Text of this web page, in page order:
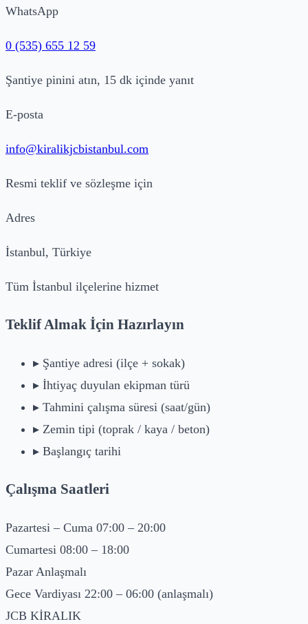
WhatsApp
0 (535) 655 12 59
Şantiye pinini atın, 15 dk içinde yanıt
E-posta
info@kiralikjcbistanbul.com
Resmi teklif ve sözleşme için
Adres
İstanbul, Türkiye
Tüm İstanbul ilçelerine hizmet
Teklif Almak İçin Hazırlayın
▸ Şantiye adresi (ilçe + sokak)
▸ İhtiyaç duyulan ekipman türü
▸ Tahmini çalışma süresi (saat/gün)
▸ Zemin tipi (toprak / kaya / beton)
▸ Başlangıç tarihi
Çalışma Saatleri
Pazartesi – Cuma 07:00 – 20:00
Cumartesi 08:00 – 18:00
Pazar Anlaşmalı
Gece Vardiyası 22:00 – 06:00 (anlaşmalı)
JCB KİRALIK